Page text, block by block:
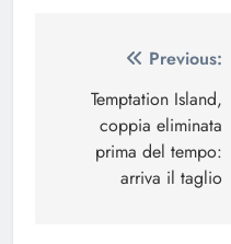
Navigazione
articoli
Previous:
Temptation Island,
coppia eliminata
prima del tempo:
arriva il taglio